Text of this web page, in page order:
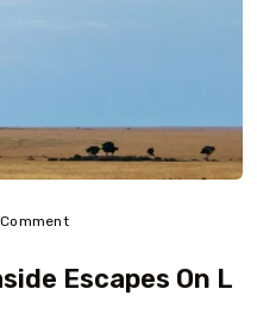
Escapes On L